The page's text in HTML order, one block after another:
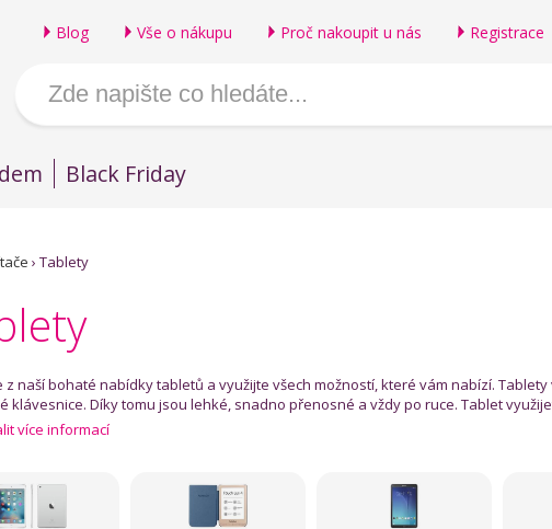
Blog Vše o nákupu Proč nakoupit u nás Registrace
Black Friday
› Tablety
z naší bohaté nabídky tabletů a využijte všech možností, které vám nabízí.
klávesnice. Díky tomu jsou lehké, snadno přenosné a vždy po ruce. Tablet
více informací